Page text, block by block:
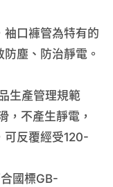
口褲管為特有的
塵、防治靜電。
生產管理規範
，不產生靜電，
可反覆經受120-
國標GB-